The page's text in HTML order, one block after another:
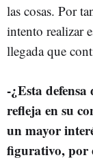
las cosas. Por
intento realizar
llegada que
-¿Esta
refleja en su
un mayor
figurativo, por